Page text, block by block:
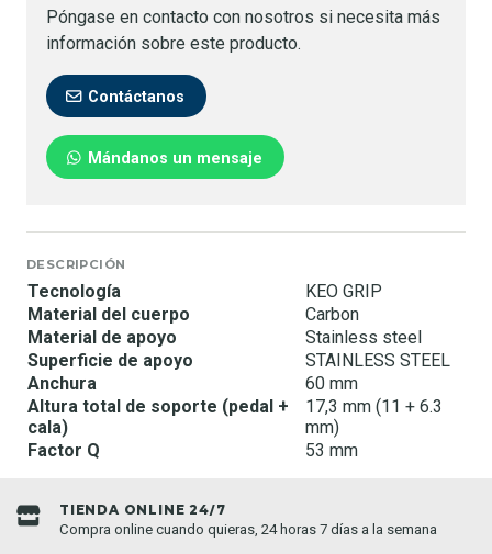
Póngase en contacto con nosotros si necesita más
información sobre este producto.
Contáctanos
Mándanos un mensaje
DESCRIPCIÓN
Tecnología
KEO GRIP
Material del cuerpo
Carbon
Material de apoyo
Stainless steel
Superficie de apoyo
STAINLESS STEEL
Anchura
60 mm
Altura total de soporte (pedal +
cala)
17,3 mm (11 + 6.3
mm)
Factor Q
53 mm
TIENDA ONLINE 24/7
Compra online cuando quieras, 24 horas 7 días a la semana